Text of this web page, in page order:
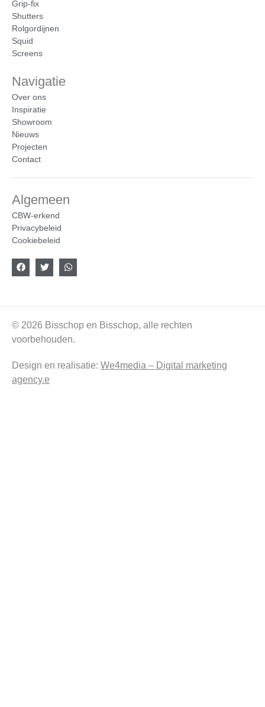
Grip-fix
Shutters
Rolgordijnen
Squid
Screens
Navigatie
Over ons
Inspiratie
Showroom
Nieuws
Projecten
Contact
Algemeen
CBW-erkend
Privacybeleid
Cookiebeleid
© 2026 Bisschop en Bisschop, alle rechten
voorbehouden.
Design en realisatie: We4media – Digital marketing
agency.e